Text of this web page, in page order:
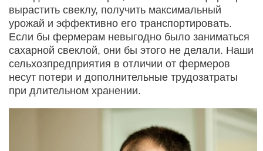
вырастить свеклу, получить максимальный
урожай и эффективно его транспортировать.
Если бы фермерам невыгодно было заниматься
сахарной свеклой, они бы этого не делали. Наши
сельхозпредприятия в отличии от фермеров
несут потери и дополнительные трудозатраты
при длительном хранении.